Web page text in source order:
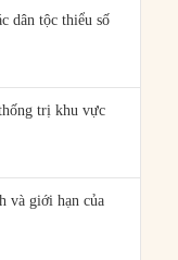
dân tộc thiểu số
trị khu vực
và giới hạn của